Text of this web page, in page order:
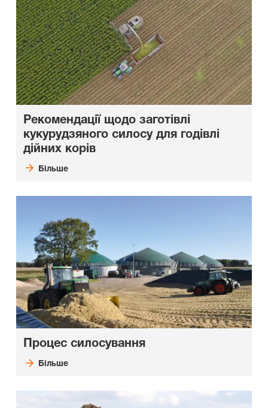
Рекомендації щодо заготівлі
кукурудзяного силосу для годівлі
дійних корів
Більше
Процес силосування
Більше